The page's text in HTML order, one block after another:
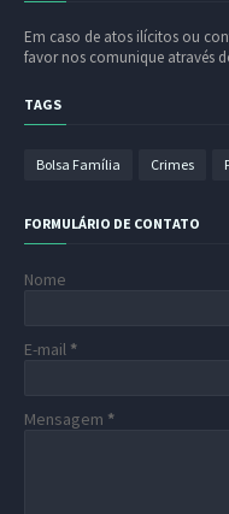
Em caso de atos ilícitos ou
favor nos comunique através
TAGS
Bolsa Família Crimes
FORMULÁRIO DE CONTATO
Nome
E-mail *
Mensagem *